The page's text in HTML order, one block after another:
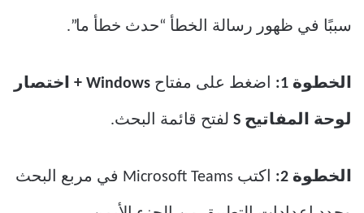
سببًا في ظهور رسالة الخطأ “حدث خطأ ما”.
الخطوة 1: اضغط على مفتاح Windows + اختصار
لوحة المفاتيح S لفتح قائمة البحث.
الخطوة 2: اكتب Microsoft Teams في مربع البحث